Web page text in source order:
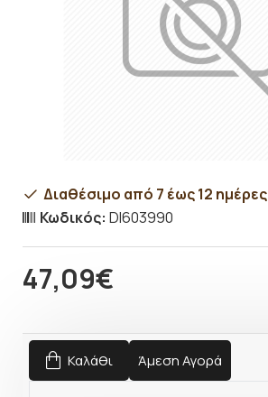
47,09€
Διαθέσιμο από 7 έως 12 ημέρες
Κωδικός: DI603990
Καλάθι Άμεση Αγορά